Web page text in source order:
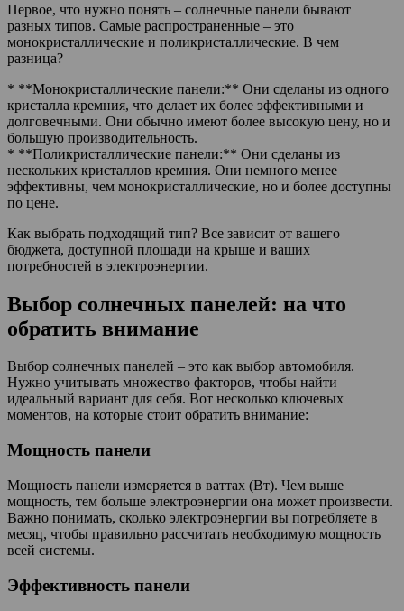
Первое, что нужно понять – солнечные панели бывают
разных типов. Самые распространенные – это
монокристаллические и поликристаллические. В чем
разница?
* **Монокристаллические панели:** Они сделаны из одного
кристалла кремния, что делает их более эффективными и
долговечными. Они обычно имеют более высокую цену, но и
большую производительность.
* **Поликристаллические панели:** Они сделаны из
нескольких кристаллов кремния. Они немного менее
эффективны, чем монокристаллические, но и более доступны
по цене.
Как выбрать подходящий тип? Все зависит от вашего
бюджета, доступной площади на крыше и ваших
потребностей в электроэнергии.
Выбор солнечных панелей: на что
обратить внимание
Выбор солнечных панелей – это как выбор автомобиля.
Нужно учитывать множество факторов, чтобы найти
идеальный вариант для себя. Вот несколько ключевых
моментов, на которые стоит обратить внимание:
Мощность панели
Мощность панели измеряется в ваттах (Вт). Чем выше
мощность, тем больше электроэнергии она может произвести.
Важно понимать, сколько электроэнергии вы потребляете в
месяц, чтобы правильно рассчитать необходимую мощность
всей системы.
Эффективность панели